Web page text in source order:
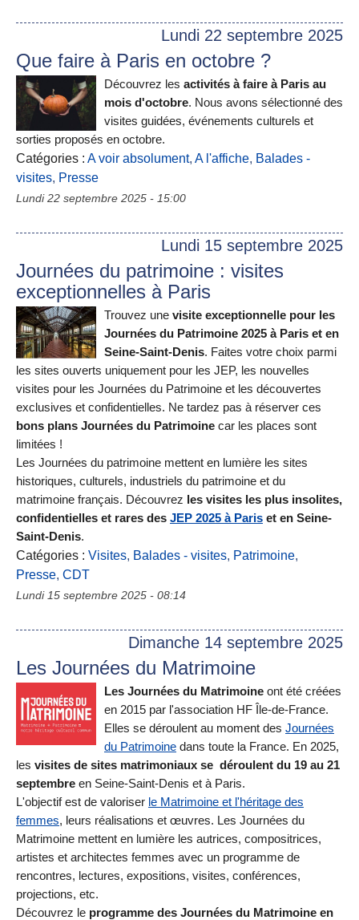
Lundi 22 septembre 2025
Que faire à Paris en octobre ?
Découvrez les activités à faire à Paris au
mois d'octobre. Nous avons sélectionné des
visites guidées, événements culturels et
sorties proposés en octobre.
Catégories : A voir absolument, A l'affiche, Balades -
visites, Presse
Lundi 22 septembre 2025 - 15:00
Lundi 15 septembre 2025
Journées du patrimoine : visites
exceptionnelles à Paris
Trouvez une visite exceptionnelle pour les
Journées du Patrimoine 2025 à Paris et en
Seine-Saint-Denis. Faites votre choix parmi
les sites ouverts uniquement pour les JEP, les nouvelles
visites pour les Journées du Patrimoine et les découvertes
exclusives et confidentielles. Ne tardez pas à réserver ces
bons plans Journées du Patrimoine car les places sont
limitées !
Les Journées du patrimoine mettent en lumière les sites
historiques, culturels, industriels du patrimoine et du
matrimoine français. Découvrez les visites les plus insolites,
confidentielles et rares des JEP 2025 à Paris et en Seine-
Saint-Denis.
Catégories : Visites, Balades - visites, Patrimoine,
Presse, CDT
Lundi 15 septembre 2025 - 08:14
Dimanche 14 septembre 2025
Les Journées du Matrimoine
Les Journées du Matrimoine ont été créées
en 2015 par l'association HF Île-de-France.
Elles se déroulent au moment des Journées
du Patrimoine dans toute la France. En 2025,
les visites de sites matrimoniaux se déroulent du 19 au 21
septembre en Seine-Saint-Denis et à Paris.
L'objectif est de valoriser le Matrimoine et l'héritage des
femmes, leurs réalisations et œuvres. Les Journées du
Matrimoine mettent en lumière les autrices, compositrices,
artistes et architectes femmes avec un programme de
rencontres, lectures, expositions, visites, conférences,
projections, etc.
Découvrez le programme des Journées du Matrimoine en